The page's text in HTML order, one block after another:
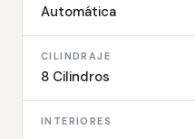
Automática
CILINDRAJE
8 Cilindros
INTERIORES